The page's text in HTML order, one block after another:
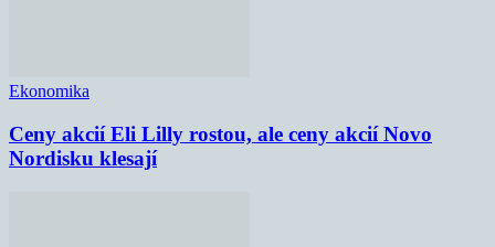
Ekonomika
Ceny akcií Eli Lilly rostou, ale ceny akcií Novo
Nordisku klesají